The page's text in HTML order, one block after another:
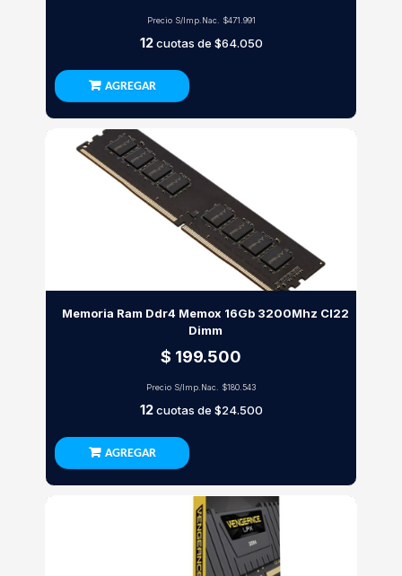
Precio S/Imp.Nac. $471.991
12cuotas de $64.050
AGREGAR
Memoria Ram Ddr4 Memox 16Gb 3200Mhz Cl22
Dimm
$ 199.500
Precio S/Imp.Nac. $180.543
12cuotas de $24.500
AGREGAR